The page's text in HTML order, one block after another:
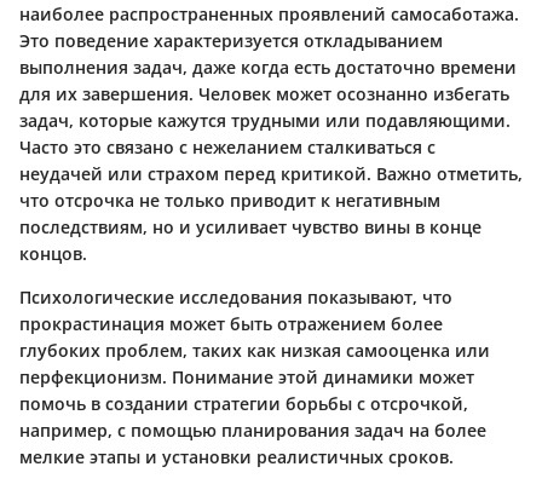
наиболее распространенных проявлений самосаботажа.
Это поведение характеризуется откладыванием
выполнения задач, даже когда есть достаточно времени
для их завершения. Человек может осознанно избегать
задач, которые кажутся трудными или подавляющими.
Часто это связано с нежеланием сталкиваться с
неудачей или страхом перед критикой. Важно отметить,
что отсрочка не только приводит к негативным
последствиям, но и усиливает чувство вины в конце
концов.
Психологические исследования показывают, что
прокрастинация может быть отражением более
глубоких проблем, таких как низкая самооценка или
перфекционизм. Понимание этой динамики может
помочь в создании стратегии борьбы с отсрочкой,
например, с помощью планирования задач на более
мелкие этапы и установки реалистичных сроков.